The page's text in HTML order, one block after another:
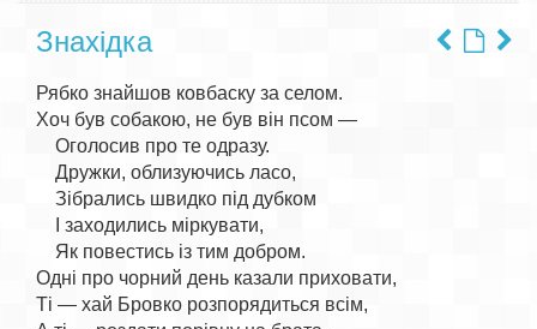
Знахідка
Рябко знайшов ковбаску за селом.
Хоч був собакою, не був він псом —
    Оголосив про те одразу.
    Дружки, облизуючись ласо,
    Зібрались швидко під дубком
    І заходились міркувати,
    Як повестись із тим добром.
Одні про чорний день казали приховати,
Ті — хай Бровко розпорядиться всім,